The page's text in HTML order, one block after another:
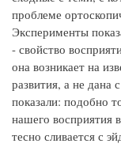
проблеме
Эксперименты
- свойство
она возникает на
развития, а не дана
показали: подобно
нашего восприятия
тесно сливается с